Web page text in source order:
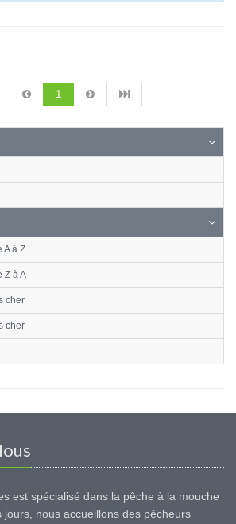
1
A à Z
Z à A
cher
cher
est spécialisé dans la pêche à la mouche
jours, nous accueillons des pêcheurs